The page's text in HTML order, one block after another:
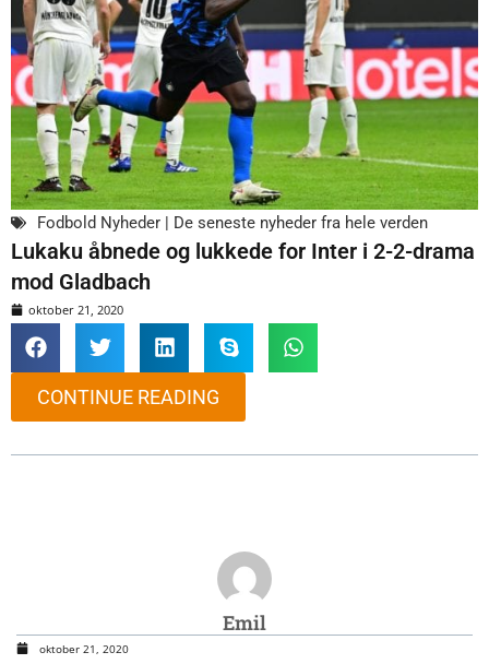
Fodbold Nyheder | De seneste nyheder fra hele verden
Lukaku åbnede og lukkede for Inter i 2-2-drama
mod Gladbach
oktober 21, 2020
CONTINUE READING
Emil
oktober 21, 2020